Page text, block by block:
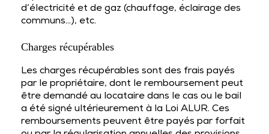
d’électricité et de gaz (chauffage, éclairage des
communs…), etc.
Charges récupérables
Les charges récupérables sont des frais payés
par le propriétaire, dont le remboursement peut
être demandé au locataire dans le cas ou le bail
a été signé ultérieurement à la Loi ALUR. Ces
remboursements peuvent être payés par forfait